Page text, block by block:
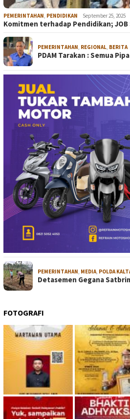
PEMERINTAHAN, PENDIDIKAN September 25, 2025
Komitmen terhadap Pendidikan;
PEMERINTAHAN, REGIONAL, BERITA
PDAM Tarakan : Semua
PEMERINTAHAN MEDIA POLDA
Detasemen Gegana
FOTOGRAFI